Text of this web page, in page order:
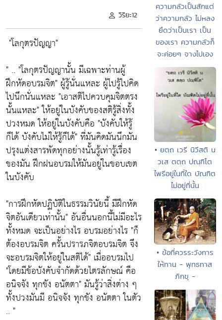
วิริยะ12
"โลกุตรปัญญา"
" .. "โลกุตรปัญญานั้น มีเฉพาะท่านผู้
ฝึกหัดอบรมจิต" ผู้รู้นั่นแหละ ผู้ไปรู้ไปคิด
ไปนึกนั่นแหละ "เอาสติไปควบคุมจิตตรง
นั้นแหละ"ให้อยู่ในบังคับของสติรู้สิ่งทั้ง
ปวงหมด ให้อยู่ในบังคับคือ "บังคับให้รู้
ก็ได้ บังคับไม่ให้รู้ก็ได้"ที่มันคิดมันนึกมัน
ปรุงแต่งสารพัดทุกอย่างนั้นรู้เท่ารู้เรื่อง
ของมัน ฝึกฝนอบรมให้มันอยู่ในขอบเขต
ในบังคับ
"การฝึกหัดปฏิบัติในธรรมวินัยนี้ มีฝึกหัด
จิตอันเดียวเท่านั้น"อันอื่นนอกนี้ไม่มีอะไร
ทั้งหมด จะเป็นอย่างไร อบรมอย่างไร "ก็
ต้องอบรมจิต ครั้นปรารภจิตอบรมจิต จึง
จะอบรมจิตให้อยู่ในสติได้" เมื่ออบรมไป
"โดยมีข้อบังคับจํากัดด้วยไตรลักษณ์ คือ
อนิจจัง ทุกขัง อนัตตา"มันรู้ว่าสิ่งต่าง ๆ
ทั้งปวงมันมี อนิจจัง ทุกขัง อนัตตา ในตัว
.. "
ความกลัวเป็นสักแต่
ว่าความกลัว ไม่หลง
ยึดว่าเป็นเรา เป็น
ของเรา ความกลัวก็
จะค่อยๆ จางไปเอง
• ยตฺถ เวรี นิวีสติ น
วเส ตตฺถ ปณฺฑิโต
ไพรีอยู่ในที่ใด บัณฑิต
ไม่อยู่ที่นั้น
• ข้อที่ควรระวังการ
ให้ทาน - พุทธทาส
ภิกขุ -